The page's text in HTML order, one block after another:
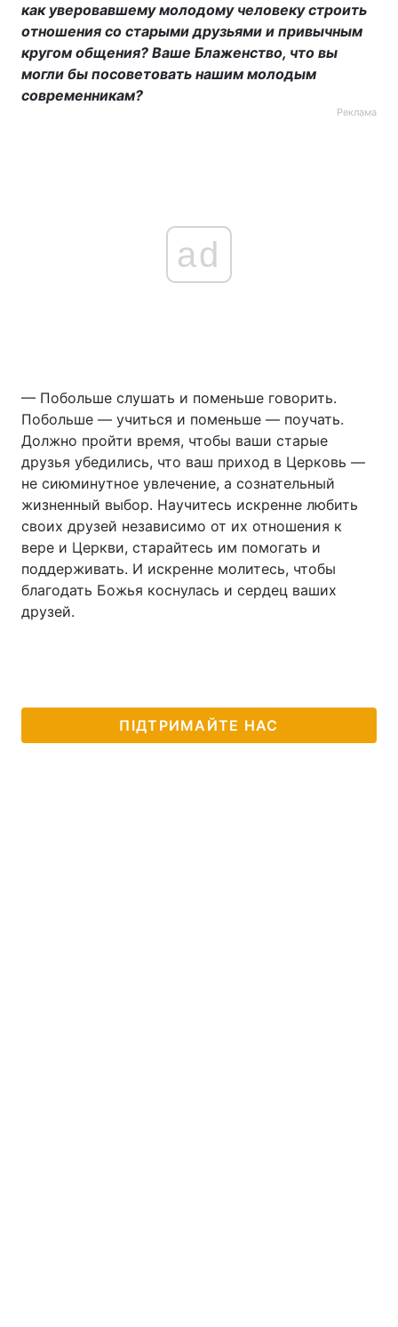
как уверовавшему молодому человеку строить
отношения со старыми друзьями и привычным
кругом общения? Ваше Блаженство, что вы
могли бы посоветовать нашим молодым
современникам?
Реклама
ad
— Побольше слушать и поменьше говорить.
Побольше — учиться и поменьше — поучать.
Должно пройти время, чтобы ваши старые
друзья убедились, что ваш приход в Церковь —
не сиюминутное увлечение, а сознательный
жизненный выбор. Научитесь искренне любить
своих друзей независимо от их отношения к
вере и Церкви, старайтесь им помогать и
поддерживать. И искренне молитесь, чтобы
благодать Божья коснулась и сердец ваших
друзей.
ПІДТРИМАЙТЕ НАС